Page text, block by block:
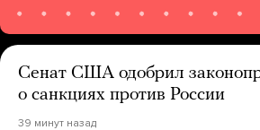
Сенат США одобрил
о санкциях против России
39 минут назад